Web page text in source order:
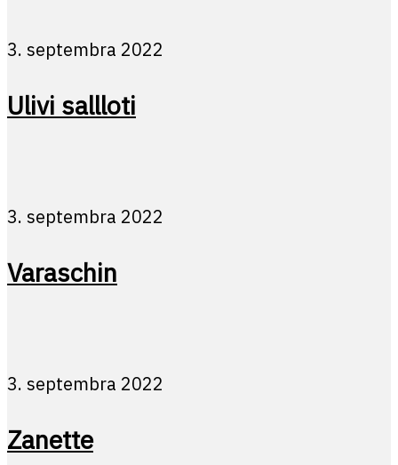
3. septembra 2022
Ulivi sallloti
3. septembra 2022
Varaschin
3. septembra 2022
Zanette